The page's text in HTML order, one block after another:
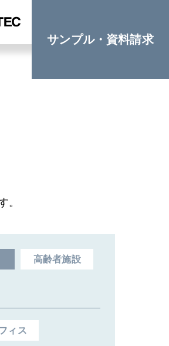
サンプル・資料請求
。
高齢者施設
ィス